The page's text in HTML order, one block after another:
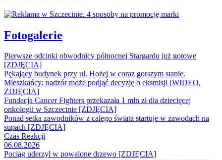
Fotogalerie
Pierwsze odcinki obwodnicy północnej Stargardu już gotowe
[ZDJĘCIA]
Pękający budynek przy ul. Hożej w coraz gorszym stanie.
Mieszkańcy: nadzór może podjąć decyzję o eksmisji [WIDEO,
ZDJĘCIA]
Fundacja Cancer Fighters przekazała 1 mln zł dla dziecięcej
onkologii w Szczecinie [ZDJĘCIA]
Ponad setka zawodników z całego świata startuje w zawodach na
supach [ZDJĘCIA]
Czas Reakcji
06.08.2026
Pociąg uderzył w powalone drzewo [ZDJĘCIA]